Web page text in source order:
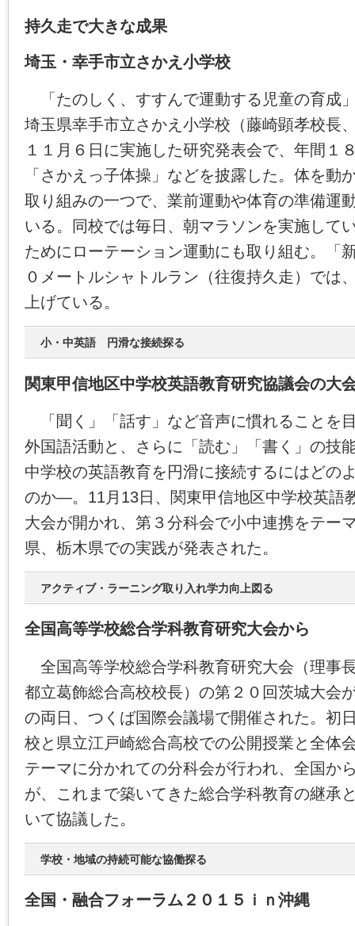
持久走で大きな成果
埼玉・幸手市立さかえ小学校
「たのしく、すすんで運動する児童の育成
埼玉県幸手市立さかえ小学校（藤崎顕孝校長
１１月６日に実施した研究発表会で、年間１
「さかえっ子体操」などを披露した。体を動
取り組みの一つで、業前運動や体育の準備運
いる。同校では毎日、朝マラソンを実施して
ためにローテーション運動にも取り組む。「
０メートルシャトルラン（往復持久走）では
上げている。
小・中英語 円滑な接続探る
関東甲信地区中学校英語教育研究協議会の大
「聞く」「話す」など音声に慣れることを
外国語活動と、さらに「読む」「書く」の技
中学校の英語教育を円滑に接続するにはどの
のか―。11月13日、関東甲信地区中学校英語
大会が開かれ、第３分科会で小中連携をテー
県、栃木県での実践が発表された。
アクティブ・ラーニング取り入れ学力向上図る
全国高等学校総合学科教育研究大会から
全国高等学校総合学科教育研究大会（理事
都立葛飾総合高校校長）の第２０回茨城大会
の両日、つくば国際会議場で開催された。初
校と県立江戸崎総合高校での公開授業と全体
テーマに分かれての分科会が行われ、全国か
が、これまで築いてきた総合学科教育の継承
いて協議した。
学校・地域の持続可能な協働探る
全国・融合フォーラム２０１５ｉｎ沖縄